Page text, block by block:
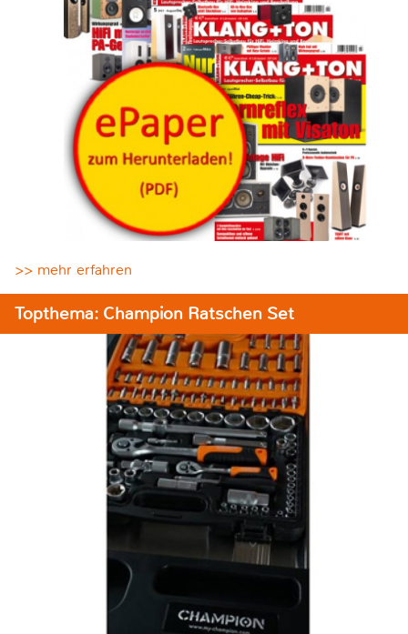
>> mehr erfahren
Topthema: Champion Ratschen Set